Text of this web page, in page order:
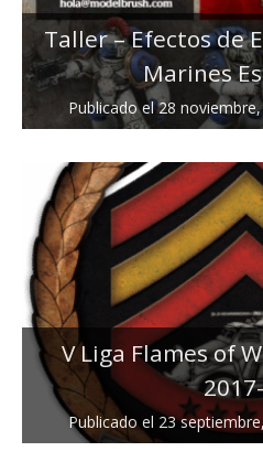
Taller – Efectos de
Marines
Publicado el28
V Liga Flames of
Publicado el 23